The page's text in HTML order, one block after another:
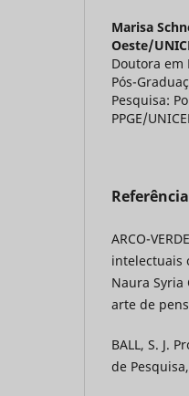
Marisa
Oeste/
Doutora em
Pós-
Pesquisa:
PPGE/
ARCO-
intelectuais
Naura Syria
arte de
BALL, S. J.
de